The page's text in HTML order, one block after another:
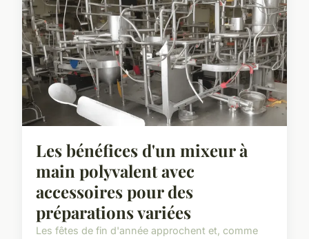
Les bénéfices d'un mixeur à
main polyvalent avec
accessoires pour des
préparations variées
Les fêtes de fin d'année approchent et, comme